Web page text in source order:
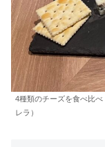
4種類のチーズを食べ比
レラ）